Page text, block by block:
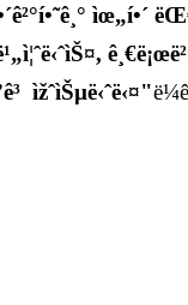
ìœ„í•´
ìžˆìŠµë‹ˆë‹¤"